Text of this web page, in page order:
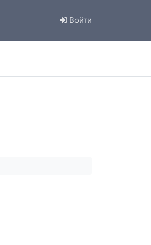
Войти